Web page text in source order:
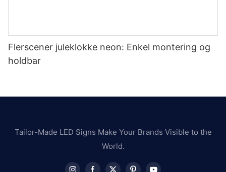
Flerscener juleklokke neon: Enkel montering og
holdbar
Tailor-Made LED Signs Make Your Brands Visible to the
World.